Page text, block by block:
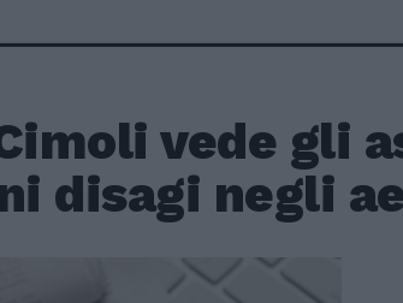
vede gli
disagi negli